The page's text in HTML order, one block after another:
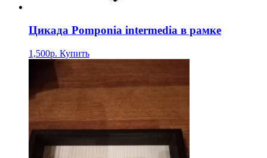
Цикада Pomponia intermedia в рамке
1,500р. Купить